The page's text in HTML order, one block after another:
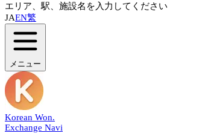
エリア、駅、施設名を入力してください
JAEN繁
メニュー
Korean Won.
Exchange Navi